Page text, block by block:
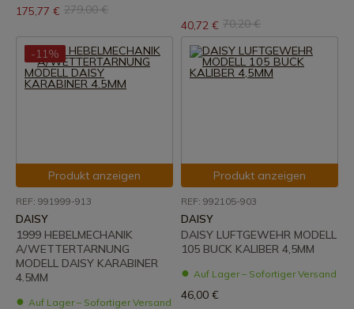
175,77 € 279,00 €
40,72 € 70,20 €
-11%
Produkt anzeigen
REF: 991999-913
DAISY
1999 HEBELMECHANIK
A/WETTERTARNUNG
MODELL DAISY KARABINER
4.5MM
Auf Lager – Sofortiger Versand
Produkt anzeigen
REF: 992105-903
DAISY
DAISY LUFTGEWEHR MODELL
105 BUCK KALIBER 4,5MM
Auf Lager – Sofortiger Versand
46,00 €